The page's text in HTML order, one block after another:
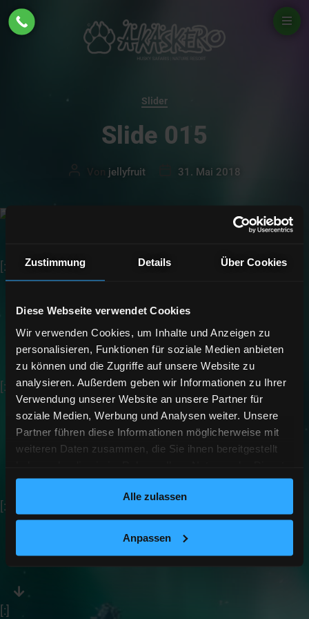
Zustimmung Details Über Cookies
Diese Webseite verwendet Cookies
Wir verwenden Cookies, um Inhalte und Anzeigen zu
personalisieren, Funktionen für soziale Medien anbieten
zu können und die Zugriffe auf unsere Website zu
analysieren. Außerdem geben wir Informationen zu Ihrer
Verwendung unserer Website an unsere Partner für
soziale Medien, Werbung und Analysen weiter. Unsere
Partner führen diese Informationen möglicherweise mit
weiteren Daten zusammen, die Sie ihnen bereitgestellt
gesammelt haben.
Alle zulassen
Anpassen
Kategorien
Slider
Slide 015
Beitragsautor
jellyfruit Beitragsdatum
31. Mai 2018
[:de]
Unendliche Energie
[:en]
Unlimited power
[:fi]
Unlimited power
[:]